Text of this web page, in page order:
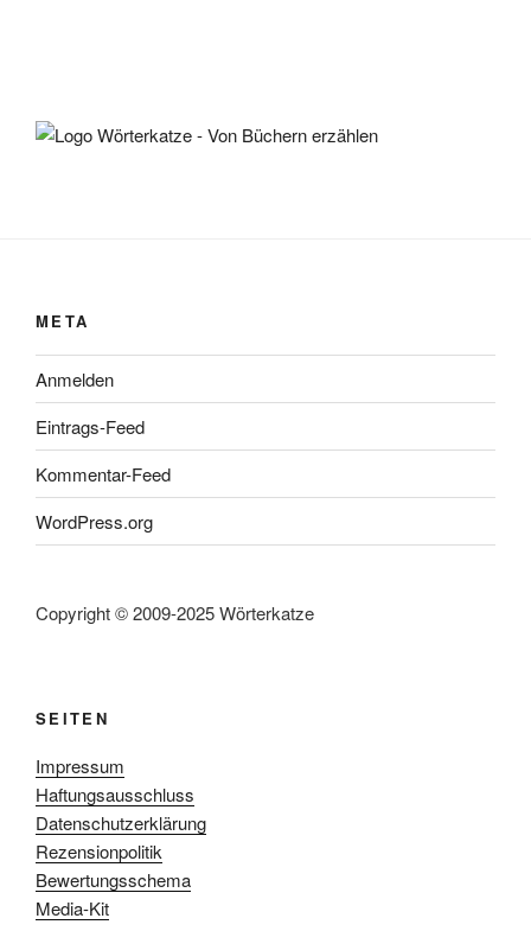
META
Anmelden
Eintrags-Feed
Kommentar-Feed
WordPress.org
Copyright © 2009-2025 Wörterkatze
SEITEN
Impressum
Haftungsausschluss
Datenschutzerklärung
Rezensionpolitik
Bewertungsschema
Media-Kit